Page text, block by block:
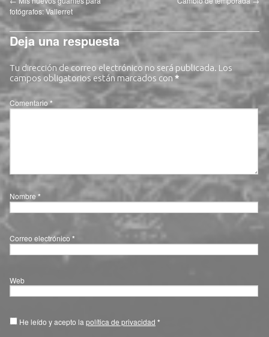
fotógrafos: Vallerret
Deja una respuesta
Tu dirección de correo electrónico no será publicada. Los
campos obligatorios están marcados con *
Comentario*
Nombre *
Correo electrónico *
Web
He leído y acepto la política de privacidad *